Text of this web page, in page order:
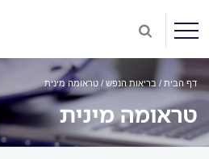
דף הבית בריאות הנפש טראומה מינית
טראומה מינית